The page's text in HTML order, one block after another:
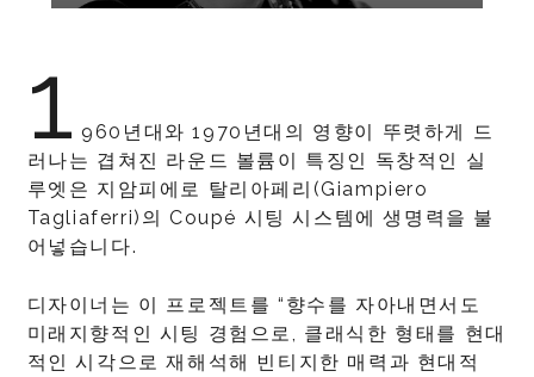
1 960년대와 1970년대의 영향이 뚜렷하게 드
러나는 겹쳐진 라운드 볼륨이 특징인 독창적인 실
루엣은 지암피에로 탈리아페리(Giampiero
Tagliaferri)의 Coupé 시팅 시스템에 생명력을 불
어넣습니다.
디자이너는 이 프로젝트를 “향수를 자아내면서도
미래지향적인 시팅 경험으로, 클래식한 형태를 현대
적인 시각으로 재해석해 빈티지한 매력과 현대적